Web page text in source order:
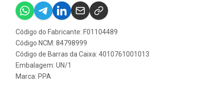
Código do Fabricante: F01104489
Código NCM: 84798999
Código de Barras da Caixa: 4010761001013
Embalagem: UN/1
Marca: PPA